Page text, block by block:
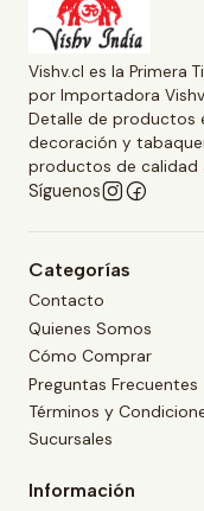
Vishv.cl es la Primera
por Importadora
Detalle de productos
decoración y
productos de calidad
Síguenos
Categorías
Contacto
Quienes Somos
Cómo Comprar
Preguntas Frecuentes
Términos y
Sucursales
Información